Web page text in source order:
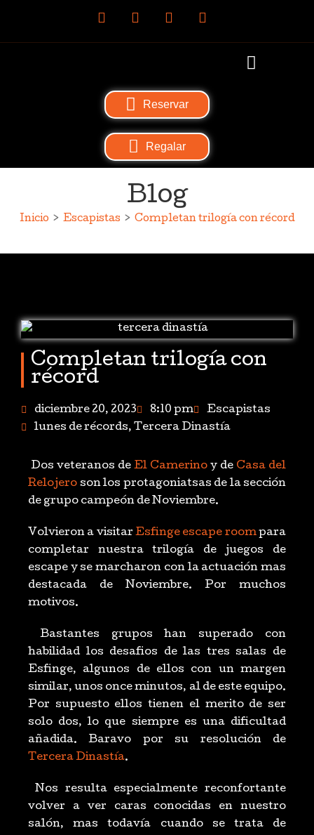
Reservar
Regalar
Blog
Inicio > Escapistas > Completan trilogía con récord
Completan trilogía con
récord
diciembre 20, 2023 8:10 pm
Escapistas
lunes de récords, Tercera Dinastía
Dos veteranos de El Camerino y de Casa del
Relojero son los protagoniatsas de la sección
de grupo campeón de Noviembre.
Volvieron a visitar Esfinge escape roompara
completar nuestra trilogía de juegos de
escape y se marcharon con la actuación mas
destacada de Noviembre. Por muchos
motivos.
Bastantes grupos han superado con
habilidad los desafios de las tres salas de
Esfinge, algunos de ellos con un margen
similar, unos once minutos, al de este equipo.
Por supuesto ellos tienen el merito de ser
solo dos, lo que siempre es una dificultad
añadida. Baravo por su resolución de
Tercera Dinastía.
Nos resulta especialmente reconfortante
volver a ver caras conocidas en nuestro
salón, mas todavía cuando se trata de